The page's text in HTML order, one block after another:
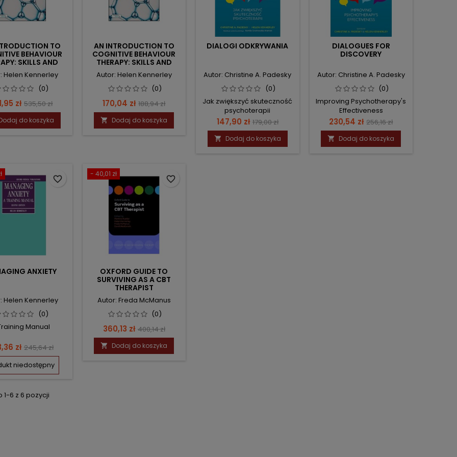
TO
BEHAVIOUR
SKILLS AND
Helen Kennerley
(0)
zł Cena
podstawowa
535,50 zł
do koszyka
AN INTRODUCTION TO
COGNITIVE BEHAVIOUR
THERAPY: SKILLS AND
APPLICATIONS
Autor: Helen Kennerley
(0)
Cena
170,04 zł Cena
podstawowa
188,94 zł
 Dodaj do koszyka
DIALOGI ODKRYWANIA
Autor: Christine A. Padesky
(0)
Jak zwiększyć skuteczność
psychoterapii
Cena
147,90 zł Cena
podstawowa
179,00 zł
 Dodaj do koszyka
DIALOGUES FOR
DISCOVERY
Autor: Christine A. Padesky
(0)
Improving Psychotherapy's
Effectiveness
Cena
230,54 zł Cena
podstawowa
256,16 zł
 Dodaj do koszyka
ANXIETY
Helen Kennerley
(0)
Manual
zł Cena
podstawowa
245,64 zł
niedostępny
favorite_border
- 40,01 zł
OXFORD GUIDE TO
SURVIVING AS A CBT
THERAPIST
Autor: Freda McManus
(0)
Cena
360,13 zł Cena
podstawowa
400,14 zł
 Dodaj do koszyka
favorite_border
1-6 z 6 pozycji